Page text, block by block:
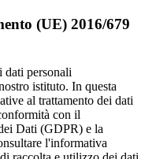
(UE) 2016/679
dati personali
istituto. In questa
al trattamento dei dati
con il
Dati (GDPR) e la
l'informativa